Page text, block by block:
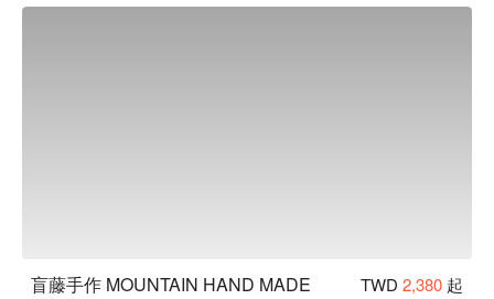
盲藤手作 MOUNTAIN HAND MADE TWD 2,380 起